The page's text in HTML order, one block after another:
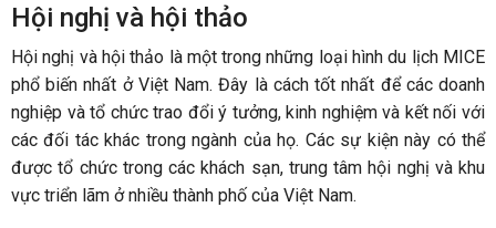
Hội nghị và hội thảo
Hội nghị và hội thảo là một trong những loại hình du lịch MICE
phổ biến nhất ở Việt Nam. Đây là cách tốt nhất để các doanh
nghiệp và tổ chức trao đổi ý tưởng, kinh nghiệm và kết nối với
các đối tác khác trong ngành của họ. Các sự kiện này có thể
được tổ chức trong các khách sạn, trung tâm hội nghị và khu
vực triển lãm ở nhiều thành phố của Việt Nam.